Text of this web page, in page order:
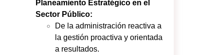
Planeamiento Estratégico en el
Sector Público:
De la administración reactiva a
la gestión proactiva y orientada
a resultados.